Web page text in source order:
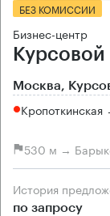
БЕЗ КОМИССИИ
Бизнес-центр
Курсовой
Москва,
530 м →
История
по запросу